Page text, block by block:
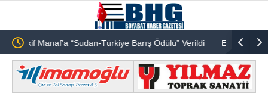
Ödülü” Verildi Emekli Öğretmen Ônder Gültekin Vefat Etmiştir